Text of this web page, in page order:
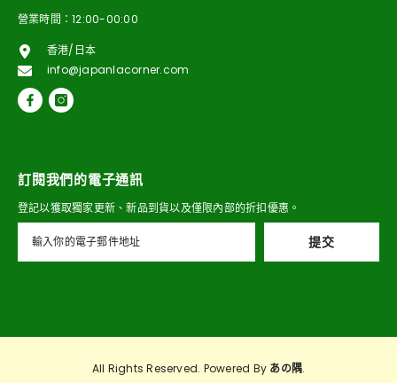
營業時間：12:00-00:00
香港/日本
info@japanlacorner.com
訂閱我們的電子通訊
登記以獲取獨家更新、新品到貨以及僅限內部的折扣優惠。
提交
All Rights Reserved. Powered By あの隅.